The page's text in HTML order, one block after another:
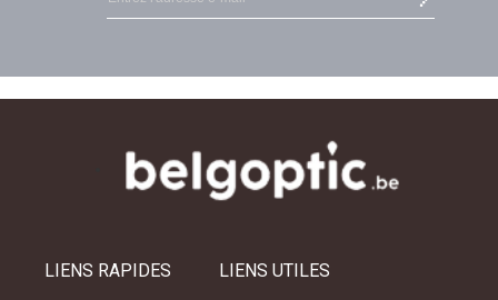
LIENS RAPIDES LIENS UTILES